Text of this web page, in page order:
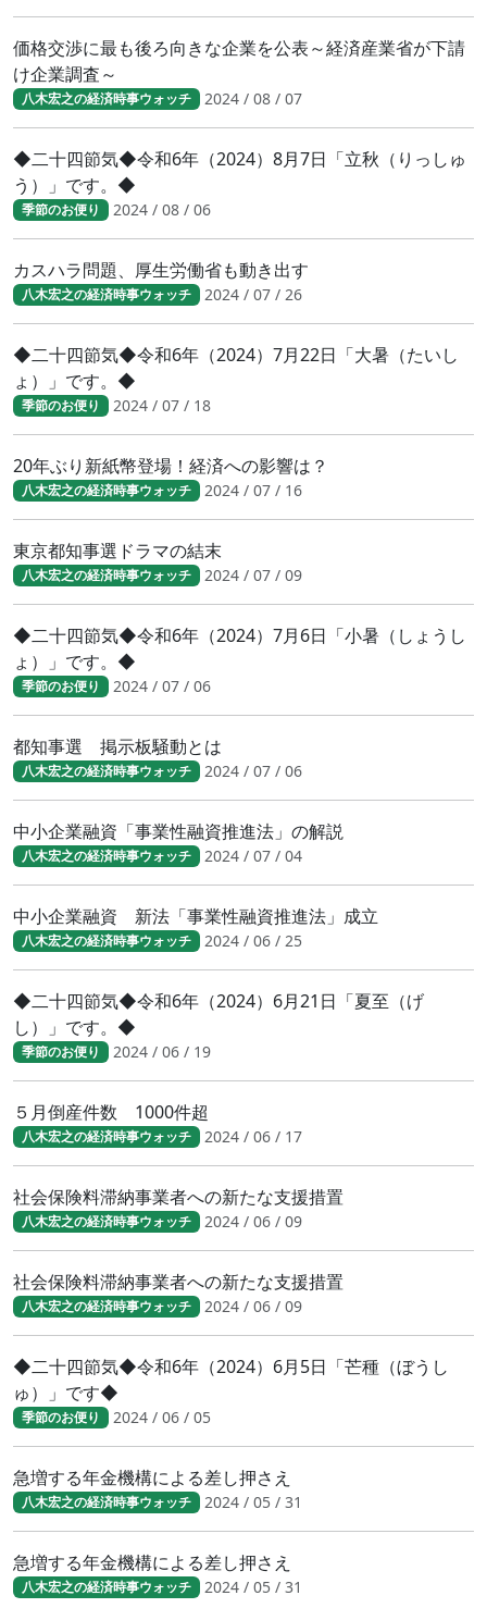
価格交渉に最も後ろ向きな企業を公表～経済産業省が下請
け企業調査～
八木宏之の経済時事ウォッチ 2024 / 08 / 07
◆二十四節気◆令和6年（2024）8月7日「立秋（りっしゅ
う）」です。◆
季節のお便り 2024 / 08 / 06
カスハラ問題、厚生労働省も動き出す
八木宏之の経済時事ウォッチ 2024 / 07 / 26
◆二十四節気◆令和6年（2024）7月22日「大暑（たいし
ょ）」です。◆
季節のお便り 2024 / 07 / 18
20年ぶり新紙幣登場！経済への影響は？
八木宏之の経済時事ウォッチ 2024 / 07 / 16
東京都知事選ドラマの結末
八木宏之の経済時事ウォッチ 2024 / 07 / 09
◆二十四節気◆令和6年（2024）7月6日「小暑（しょうし
ょ）」です。◆
季節のお便り 2024 / 07 / 06
都知事選 掲示板騒動とは
八木宏之の経済時事ウォッチ 2024 / 07 / 06
中小企業融資「事業性融資推進法」の解説
八木宏之の経済時事ウォッチ 2024 / 07 / 04
中小企業融資 新法「事業性融資推進法」成立
八木宏之の経済時事ウォッチ 2024 / 06 / 25
◆二十四節気◆令和6年（2024）6月21日「夏至（げ
し）」です。◆
季節のお便り 2024 / 06 / 19
５月倒産件数 1000件超
八木宏之の経済時事ウォッチ 2024 / 06 / 17
社会保険料滞納事業者への新たな支援措置
八木宏之の経済時事ウォッチ 2024 / 06 / 09
社会保険料滞納事業者への新たな支援措置
八木宏之の経済時事ウォッチ 2024 / 06 / 09
◆二十四節気◆令和6年（2024）6月5日「芒種（ぼうし
ゅ）」です◆
季節のお便り 2024 / 06 / 05
急増する年金機構による差し押さえ
八木宏之の経済時事ウォッチ 2024 / 05 / 31
急増する年金機構による差し押さえ
八木宏之の経済時事ウォッチ 2024 / 05 / 31